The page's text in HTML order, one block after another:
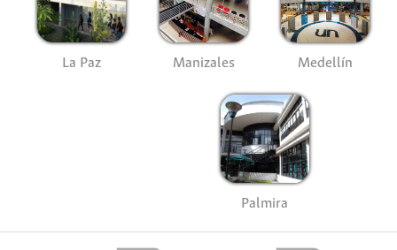
La Paz Manizales Medellín
Palmira